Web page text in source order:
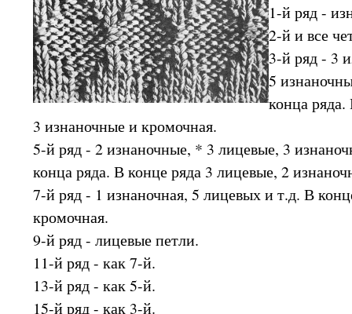
1-й ряд -
2-й и все
3-й ряд - 3
5
конца ряда.
3 изнаночные и кромочная.
5-й ряд - 2 изнаночные, * 3 лицевые, 3
конца ряда. В конце ряда 3 лицевые, 2
7-й ряд - 1 изнаночная, 5 лицевых и т.д. В
кромочная.
9-й ряд - лицевые петли.
11-й ряд - как 7-й.
13-й ряд - как 5-й.
15-й ряд - как 3-й.